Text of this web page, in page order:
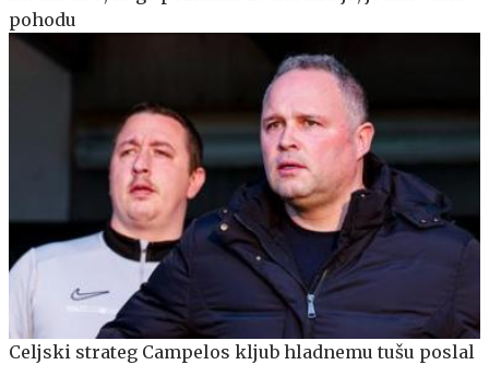
pohodu
Celjski strateg Campelos kljub hladnemu tušu poslal